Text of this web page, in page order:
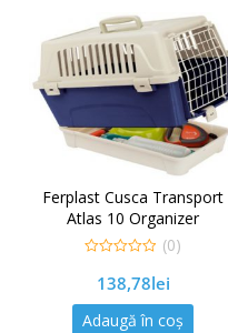
Ferplast Cusca Transport
Atlas 10 Organizer
out
5
(0)
138,78lei
Adaugă în coș